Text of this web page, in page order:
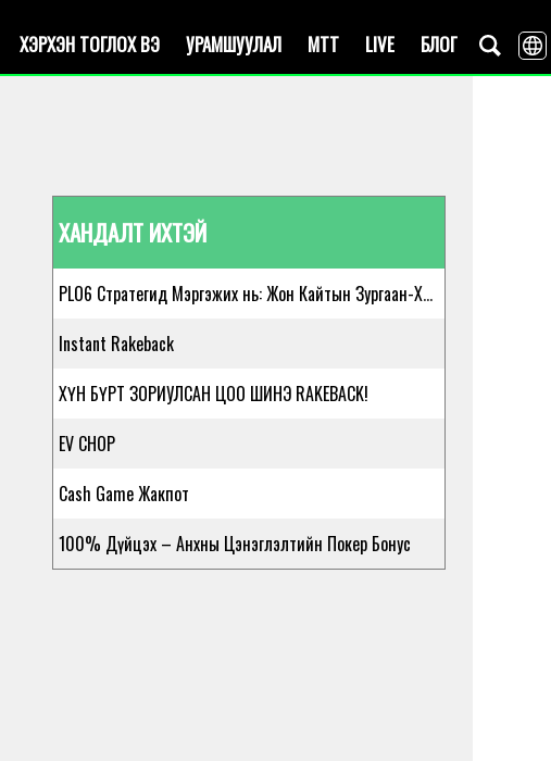
БЛОГ
LIVE
MTT
УРАМШУУЛАЛ
ХЭРХЭН ТОГЛОХ ВЭ
ХАНДАЛТ ИХТЭЙ
PLO6 Стратегид Мэргэжих нь: Жон Кайтын Зургаан-Хөзөртөй Омаха-ын Үндсэн Зөвлөмжүүд
Instant Rakeback
ХҮН БҮРТ ЗОРИУЛСАН ЦОО ШИНЭ RAKEBACK!
EV CHOP
Cash Game Жакпот
100% Дүйцэх – Анхны Цэнэглэлтийн Покер Бонус